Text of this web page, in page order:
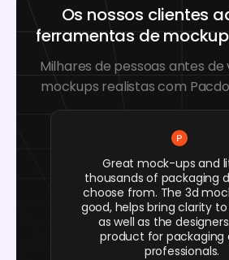
Os nossos clientes
ferramentas de
Milhares de pessoas antes
mockups realistas com
Great mock-ups and
thousands of packaging
choose from. The 3d
good, helps bring clarity
as well as the
product for packaging
professionals.